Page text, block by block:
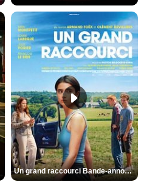
Un grand raccourci Bande-annonce VF